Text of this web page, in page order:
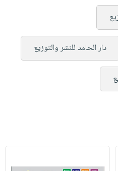
دار الحامد للنشر والتوزيع